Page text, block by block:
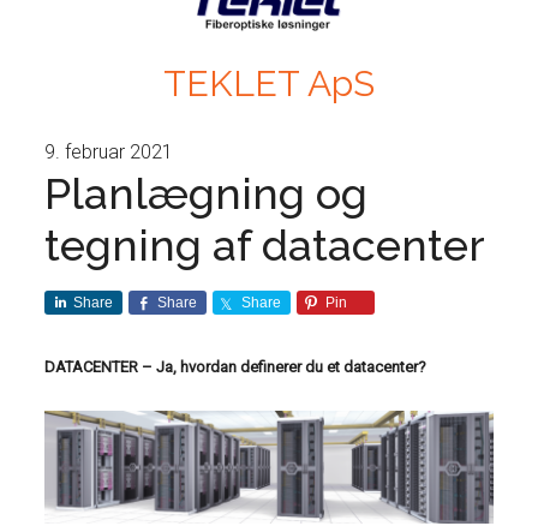
TEKLET ApS
9. februar 2021
Planlægning og
tegning af datacenter
Share Share Share Pin
DATACENTER – Ja, hvordan definerer du et datacenter?